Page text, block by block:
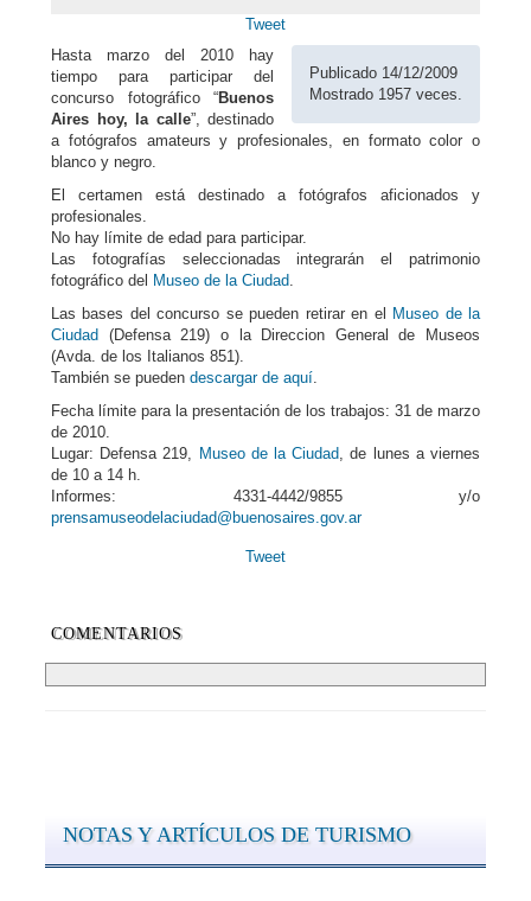
Tweet
Publicado 14/12/2009
Mostrado 1957 veces.
Hasta marzo del 2010 hay
tiempo para participar del
concurso fotográfico “Buenos
Aires hoy, la calle”, destinado
a fotógrafos amateurs y profesionales, en formato color o
blanco y negro.
El certamen está destinado a fotógrafos aficionados y
profesionales.
No hay límite de edad para participar.
Las fotografías seleccionadas integrarán el patrimonio
fotográfico del Museo de la Ciudad.
Las bases del concurso se pueden retirar en el
Museo de la
Ciudad (Defensa 219) o la Direccion General de Museos
(Avda. de los Italianos 851).
También se pueden descargar de aquí.
Fecha límite para la presentación de los trabajos: 31 de marzo
de 2010.
Lugar: Defensa 219, Museo de la Ciudad, de lunes a viernes
de 10 a 14 h.
Informes: 4331-4442/9855 y/o
prensamuseodelaciudad@buenosaires.gov.ar
Tweet
COMENTARIOS
NOTAS Y ARTÍCULOS DE TURISMO